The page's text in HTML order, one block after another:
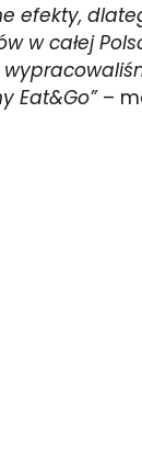
efekty,
w całej
Eat&Go” –